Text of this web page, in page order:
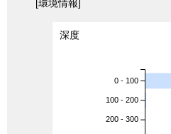
[環境情報]
深度
0 - 100
100 - 200
200 - 300